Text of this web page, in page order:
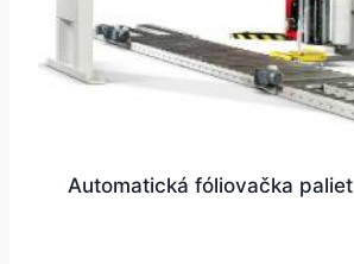
Automatická fóliovačka paliet